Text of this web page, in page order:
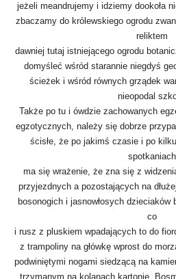
jeżeli meandrujemy i idziemy dookoła
zbaczamy do królewskiego ogrodu
reliktem
dawniej tutaj istniejącego ogrodu
domyśleć wśród starannie niegdyś
ścieżek i wśród równych grządek
nieopodal
Także po tu i ówdzie zachowanych
egzotycznych, należy się dobrze
ścisłe, że po jakimś czasie i po
spotkaniach
ma się wrażenie, że zna się z
przyjezdnych a pozostających na
bosonogich i jasnowłosych
co
i rusz z pluskiem wpadających to do
z trampoliny na główkę wprost do
podwiniętymi nogami siedzącą na
trzymanym na kolanach kartonie.